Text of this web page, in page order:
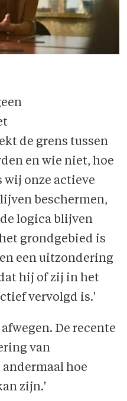
de grens tussen
en wie niet, hoe
onze actieve
beschermen,
logica blijven
grondgebied is
een uitzondering
hij of zij in het
vervolgd is.'
De recente
van
hoe
zijn.'